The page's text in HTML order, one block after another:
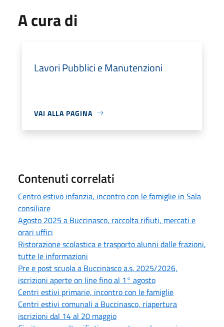
A cura di
Lavori Pubblici e Manutenzioni
VAI ALLA PAGINA
Contenuti correlati
Centro estivo infanzia, incontro con le famiglie in Sala
consiliare
Agosto 2025 a Buccinasco, raccolta rifiuti, mercati e
orari uffici
Ristorazione scolastica e trasporto alunni dalle frazioni,
tutte le informazioni
Pre e post scuola a Buccinasco a.s. 2025/2026,
iscrizioni aperte on line fino al 1° agosto
Centri estivi primarie, incontro con le famiglie
Centri estivi comunali a Buccinasco, riapertura
iscrizioni dal 14 al 20 maggio